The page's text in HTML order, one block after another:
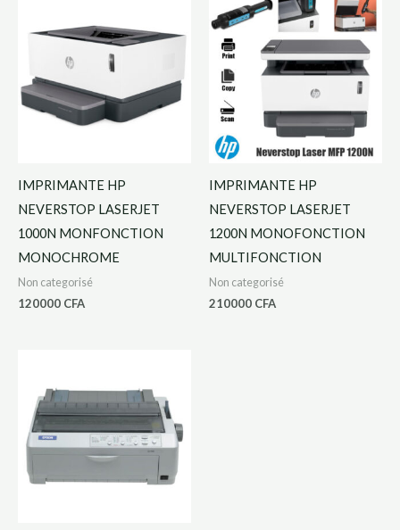
IMPRIMANTE HP
NEVERSTOP LASERJET
1000N MONFONCTION
MONOCHROME
Non categorisé
120000 CFA
IMPRIMANTE HP
NEVERSTOP LASERJET
1200N MONOFONCTION
MULTIFONCTION
Non categorisé
210000 CFA